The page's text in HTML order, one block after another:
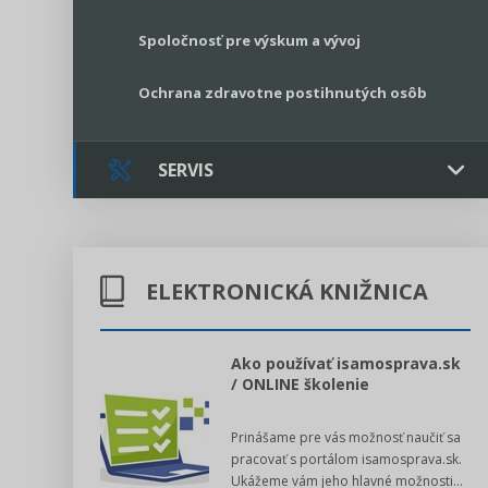
Spoločnosť pre výskum a vývoj
Ochrana zdravotne postihnutých osôb
SERVIS
Online poradenstvo
Register neziskových organizácií
Legislatívne správy
ELEKTRONICKÁ KNIŽNICA
Ako používať isamosprava.sk
/ ONLINE školenie
Prinášame pre vás možnosť naučiť sa
pracovať s portálom isamosprava.sk.
Ukážeme vám jeho hlavné možnosti...